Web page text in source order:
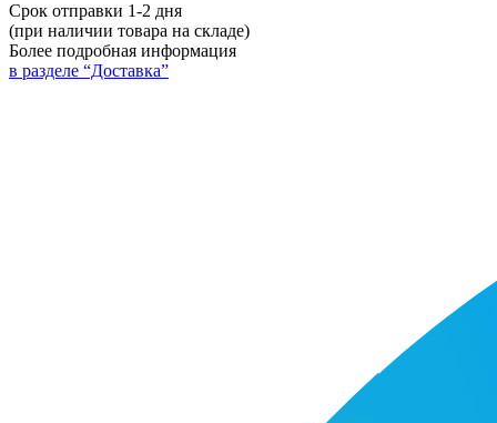
Срок отправки 1-2 дня
(при наличии товара на складе)
Более подробная информация
в разделе “Доставка”